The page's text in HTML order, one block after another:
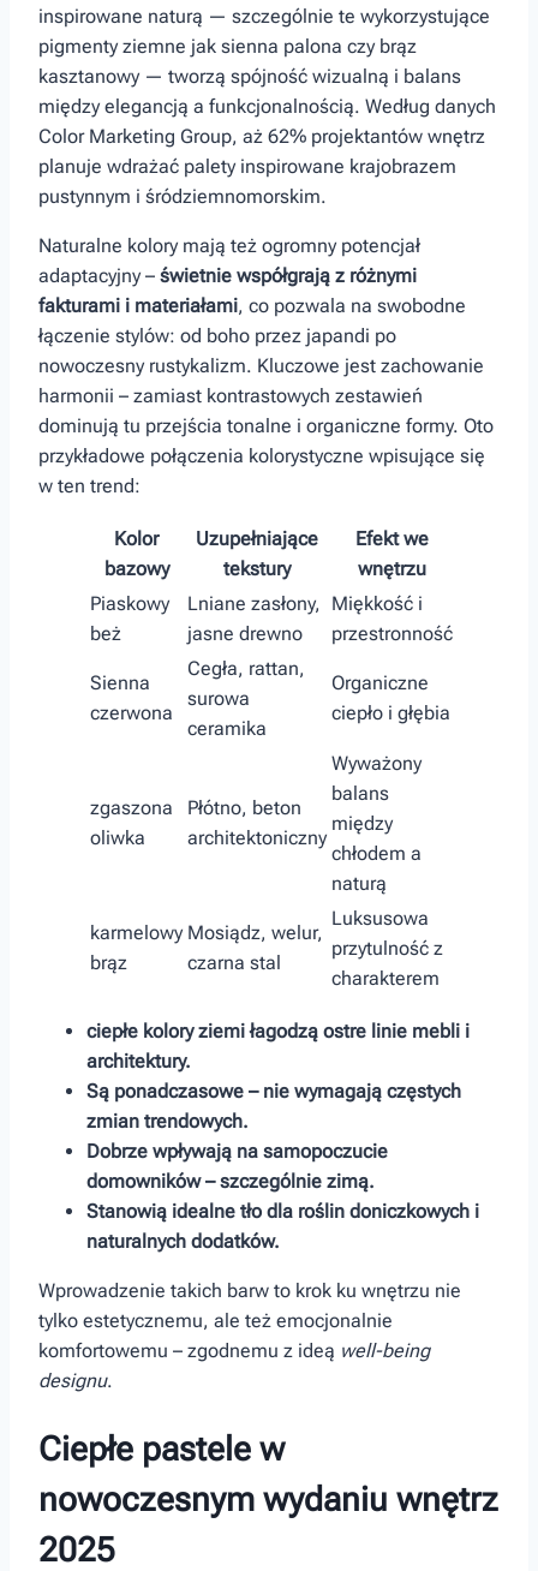
inspirowane naturą — szczególnie te wykorzystujące​
pigmenty ziemne jak sienna palona czy brąz
kasztanowy — tworzą spójność wizualną i balans
‌między elegancją a‍ funkcjonalnością. Według danych
Color Marketing Group, aż 62% projektantów wnętrz
planuje wdrażać palety inspirowane krajobrazem
pustynnym i śródziemnomorskim.
Naturalne kolory mają też ogromny potencjał
adaptacyjny – świetnie⁢ współgrają z różnymi
fakturami i ⁢materiałami, co pozwala na swobodne
łączenie stylów: od boho przez japandi po​
nowoczesny rustykalizm.‍ Kluczowe jest zachowanie
harmonii – zamiast kontrastowych zestawień
dominują tu ⁢przejścia tonalne i organiczne formy. Oto
⁢przykładowe połączenia kolorystyczne wpisujące​ się
w ten trend:
Kolor⁢
bazowy
Uzupełniające
tekstury
Efekt we
wnętrzu
Piaskowy
beż
Lniane zasłony,
jasne drewno
Miękkość i
przestronność
Sienna
czerwona
Cegła, rattan,
‌surowa
ceramika
Organiczne⁢
ciepło i głębia
zgaszona
oliwka
Płótno, beton
architektoniczny
Wyważony
balans
między
⁤chłodem a
naturą
karmelowy
brąz
Mosiądz, welur,
czarna stal
Luksusowa
przytulność​ z
charakterem
ciepłe kolory ziemi łagodzą ostre linie mebli i
architektury.
Są ponadczasowe – nie wymagają‍ częstych
zmian trendowych.
Dobrze wpływają⁣ na samopoczucie​
domowników – szczególnie​ zimą.
Stanowią idealne tło‍ dla roślin doniczkowych i
naturalnych dodatków.
Wprowadzenie takich barw to krok ku wnętrzu nie⁤
tylko estetycznemu, ale też‍ emocjonalnie
komfortowemu –‍ zgodnemu z ideą well-being
designu.
Ciepłe ​pastele w
nowoczesnym wydaniu wnętrz
⁣2025